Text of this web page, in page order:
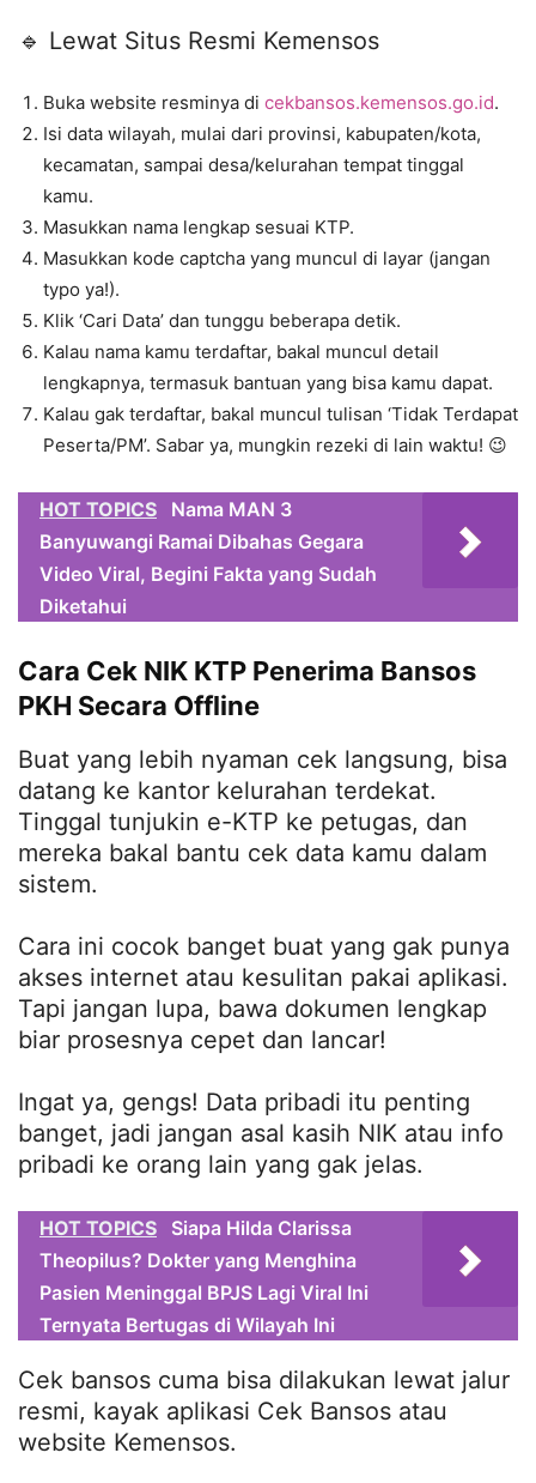
🔹 Lewat Situs Resmi Kemensos
Buka website resminya di cekbansos.kemensos.go.id.
Isi data wilayah, mulai dari provinsi, kabupaten/kota,
kecamatan, sampai desa/kelurahan tempat tinggal
kamu.
Masukkan nama lengkap sesuai KTP.
Masukkan kode captcha yang muncul di layar (jangan
typo ya!).
Klik ‘Cari Data’ dan tunggu beberapa detik.
Kalau nama kamu terdaftar, bakal muncul detail
lengkapnya, termasuk bantuan yang bisa kamu dapat.
Kalau gak terdaftar, bakal muncul tulisan ‘Tidak Terdapat
Peserta/PM’. Sabar ya, mungkin rezeki di lain waktu! 😉
HOT TOPICS
Nama MAN 3
Banyuwangi Ramai Dibahas Gegara
Video Viral, Begini Fakta yang Sudah
Diketahui
Cara Cek NIK KTP Penerima Bansos
PKH Secara Offline
Buat yang lebih nyaman cek langsung, bisa
datang ke kantor kelurahan terdekat.
Tinggal tunjukin e-KTP ke petugas, dan
mereka bakal bantu cek data kamu dalam
sistem.
Cara ini cocok banget buat yang gak punya
akses internet atau kesulitan pakai aplikasi.
Tapi jangan lupa, bawa dokumen lengkap
biar prosesnya cepet dan lancar!
Ingat ya, gengs! Data pribadi itu penting
banget, jadi jangan asal kasih NIK atau info
pribadi ke orang lain yang gak jelas.
HOT TOPICS
Siapa Hilda Clarissa
Theopilus? Dokter yang Menghina
Pasien Meninggal BPJS Lagi Viral Ini
Ternyata Bertugas di Wilayah Ini
Cek bansos cuma bisa dilakukan lewat jalur
resmi, kayak aplikasi Cek Bansos atau
website Kemensos.